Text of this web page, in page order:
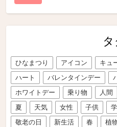
ひなまつり アイコン キュ
ハート
バレンタインデー
ホワイトデー
乗り物 人間
夏
天気 女性 子供
敬老の日
新生活 春 植